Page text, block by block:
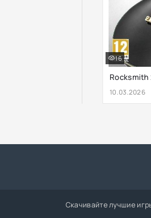
Rocksmith
10.03.2026
16
Скачивайте лучшие